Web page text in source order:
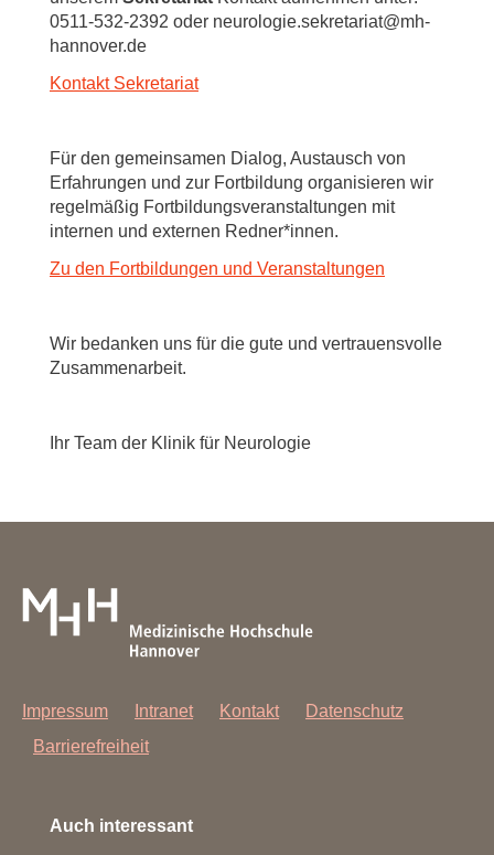
0511-532-2392 oder neurologie.sekretariat@mh-
hannover.de
Kontakt Sekretariat
Für den gemeinsamen Dialog, Austausch von
Erfahrungen und zur Fortbildung organisieren wir
regelmäßig Fortbildungsveranstaltungen mit
internen und externen Redner*innen.
Zu den Fortbildungen und Veranstaltungen
Wir bedanken uns für die gute und vertrauensvolle
Zusammenarbeit.
Ihr Team der Klinik für Neurologie
Impressum Intranet Kontakt
Datenschutz
Barrierefreiheit
Auch interessant